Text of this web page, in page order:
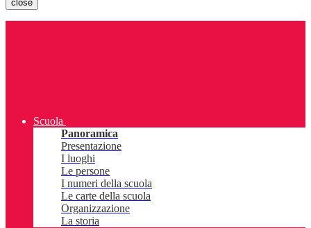
close
Scuola
Panoramica
Presentazione
I luoghi
Le persone
I numeri della scuola
Le carte della scuola
Organizzazione
La storia